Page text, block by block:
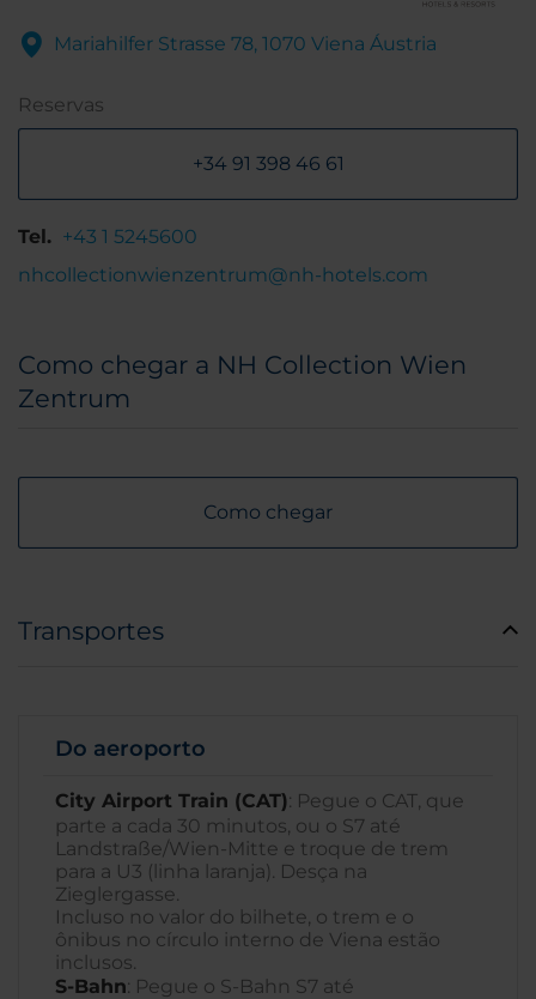
Mariahilfer Strasse 78, 1070 Viena Áustria
Reservas
+34 91 398 46 61
Tel. +43 1 5245600
nhcollectionwienzentrum@nh-hotels.com
Como chegar a NH Collection Wien
Zentrum
Como chegar
Transportes
Do aeroporto
City Airport Train (CAT): Pegue o CAT, que
parte a cada 30 minutos, ou o S7 até
Landstraße/Wien-Mitte e troque de trem
para a U3 (linha laranja). Desça na
Zieglergasse.
Incluso no valor do bilhete, o trem e o
ônibus no círculo interno de Viena estão
inclusos.
S-Bahn: Pegue o S-Bahn S7 até